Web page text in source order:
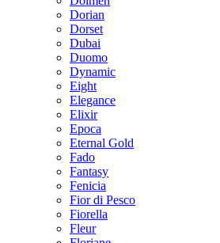
Dorian
Dorset
Dubai
Duomo
Dynamic
Eight
Elegance
Elixir
Epoca
Eternal Gold
Fado
Fantasy
Fenicia
Fior di Pesco
Fiorella
Fleur